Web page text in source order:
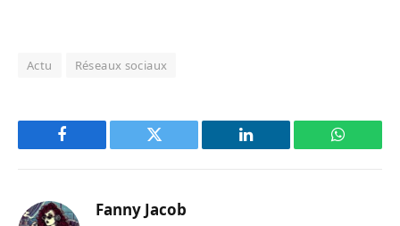
Actu Réseaux sociaux
Facebook Twitter LinkedIn
Fanny Jacob